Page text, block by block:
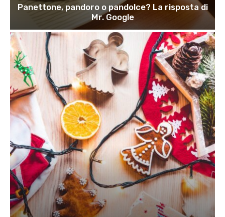
Panettone, pandoro o pandolce? La risposta di
Mr. Google